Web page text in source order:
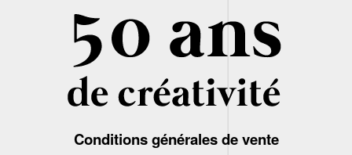
Conditions générales de vente